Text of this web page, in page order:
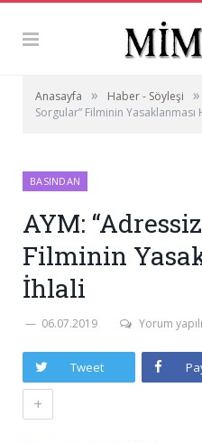
Anasayfa » Haber - Söyleşi »
Sorgular” Filminin Yasaklanması
BASINDAN
AYM:
Filminin
İhlali
06.07.2019 Yorum
Tweet
+